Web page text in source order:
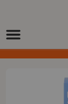
Hem